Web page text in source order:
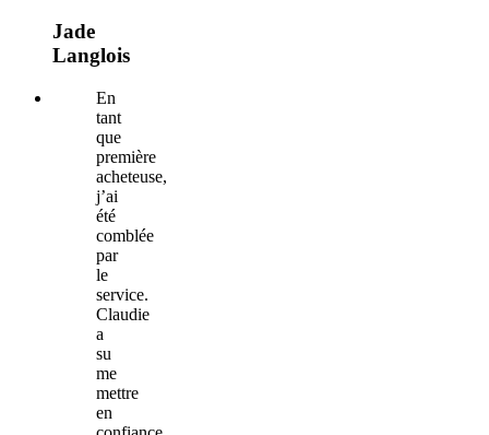
Jade
Langlois
En
tant
que
première
acheteuse,
j’ai
été
comblée
par
le
service.
Claudie
a
su
me
mettre
en